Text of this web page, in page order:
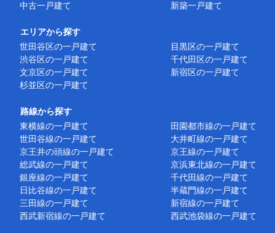
中古一戸建て 新築一戸建て
エリアから探す
世田谷区の一戸建て
目黒区の一戸建て
渋谷区の一戸建て
千代田区の一戸建て
文京区の一戸建て
新宿区の一戸建て
杉並区の一戸建て
路線から探す
東横線の一戸建て
田園都市線の一戸建て
世田谷線の一戸建て
大井町線の一戸建て
京王井の頭線の一戸建て
京王線の一戸建て
総武線の一戸建て
京浜東北線の一戸建て
銀座線の一戸建て
千代田線の一戸建て
日比谷線の一戸建て
半蔵門線の一戸建て
三田線の一戸建て
新宿線の一戸建て
西武新宿線の一戸建て
西武池袋線の一戸建て